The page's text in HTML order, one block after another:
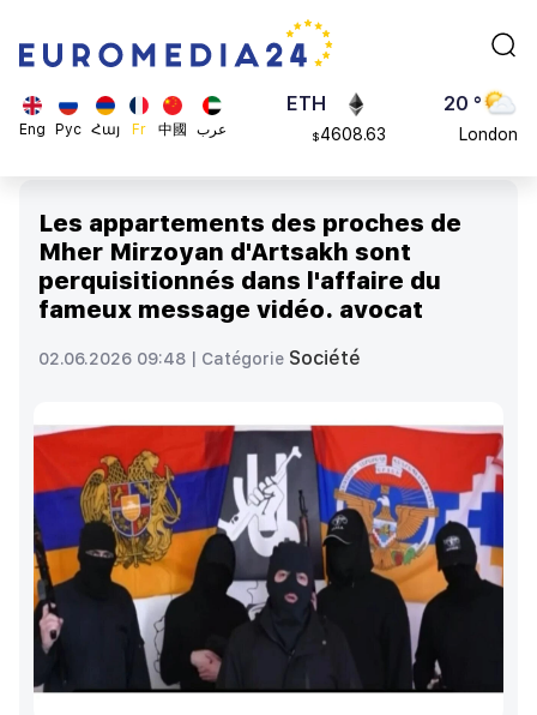
Eng Рус Հայ Fr 中國 عرب
ADA
0.868816
ETH
$4608.63
20 °
London
23 °
Les appartements des proches de
Mher Mirzoyan d'Artsakh sont
perquisitionnés dans l'affaire du
fameux message vidéo. avocat
02.06.2026 09:48 | Catégorie Société